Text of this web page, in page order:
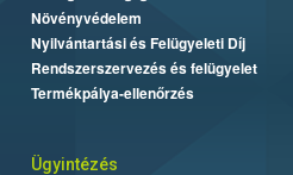
Növényvédelem
Nyilvántartási és Felügyeleti Díj
Rendszerszervezés és felügyelet
Termékpálya-ellenőrzés
Ügyintézés